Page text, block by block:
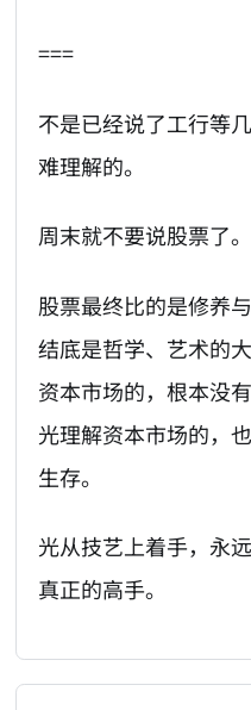
===
不是已经说了工行等
难理解的。
周末就不要说股票了。
股票最终比的是修养
结底是哲学、艺术的
资本市场的，根本没
光理解资本市场的，
生存。
光从技艺上着手，永
真正的高手。